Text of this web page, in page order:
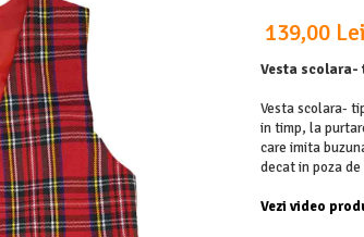
139,00 Lei
Vesta scolara-
Vesta scolara-
in timp, la
care imita
decat in poza
Vezi video